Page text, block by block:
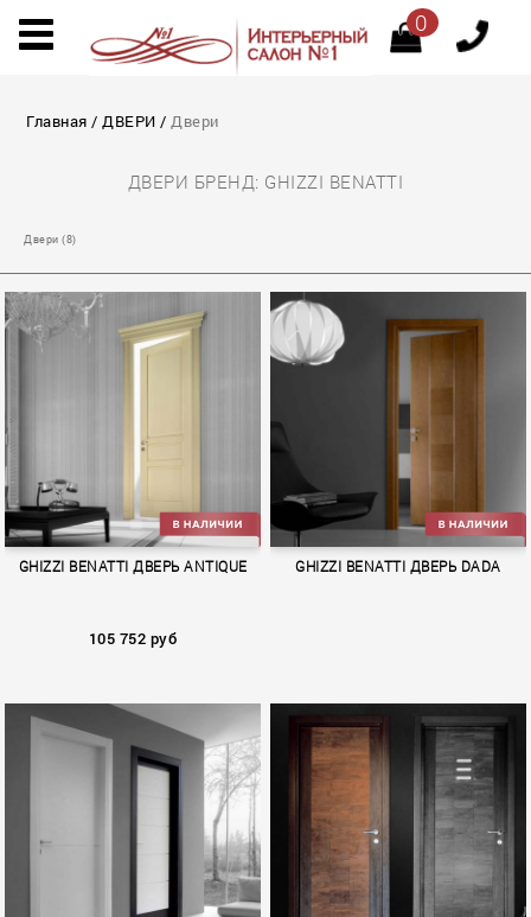
0
Главная / ДВЕРИ / Двеpи
ДВЕPИ БРЕНД: GHIZZI BENATTI
Двеpи (8)
GHIZZI BENATTI ДВЕРЬ ANTIQUE
105 752 руб
DADA
GHIZZI BENATTI ДВЕРЬ DADA